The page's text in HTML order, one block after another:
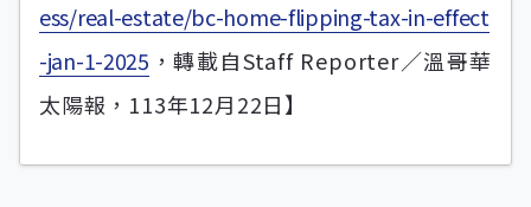
ess/real-estate/bc-home-flipping-tax-in-effect
-jan-1-2025 ，轉載自Staff Reporter／溫哥華
太陽報，113年12月22日】